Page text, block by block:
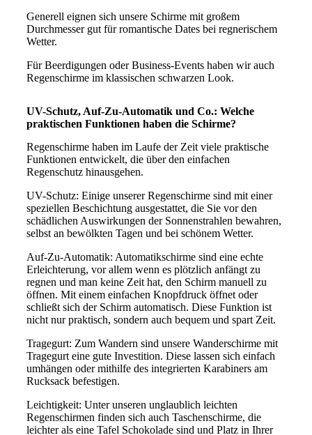
Generell eignen sich unsere Schirme mit großem
Durchmesser gut für romantische Dates bei regnerischem
Wetter.
Für Beerdigungen oder Business-Events haben wir auch
Regenschirme im klassischen schwarzen Look.
UV-Schutz, Auf-Zu-Automatik und Co.: Welche
praktischen Funktionen haben die Schirme?
Regenschirme haben im Laufe der Zeit viele praktische
Funktionen entwickelt, die über den einfachen
Regenschutz hinausgehen.
UV-Schutz: Einige unserer Regenschirme sind mit einer
speziellen Beschichtung ausgestattet, die Sie vor den
schädlichen Auswirkungen der Sonnenstrahlen bewahren,
selbst an bewölkten Tagen und bei schönem Wetter.
Auf-Zu-Automatik: Automatikschirme sind eine echte
Erleichterung, vor allem wenn es plötzlich anfängt zu
regnen und man keine Zeit hat, den Schirm manuell zu
öffnen. Mit einem einfachen Knopfdruck öffnet oder
schließt sich der Schirm automatisch. Diese Funktion ist
nicht nur praktisch, sondern auch bequem und spart Zeit.
Tragegurt: Zum Wandern sind unsere Wanderschirme mit
Tragegurt eine gute Investition. Diese lassen sich einfach
umhängen oder mithilfe des integrierten Karabiners am
Rucksack befestigen.
Leichtigkeit: Unter unseren unglaublich leichten
Regenschirmen finden sich auch Taschenschirme, die
leichter als eine Tafel Schokolade sind und Platz in Ihrer